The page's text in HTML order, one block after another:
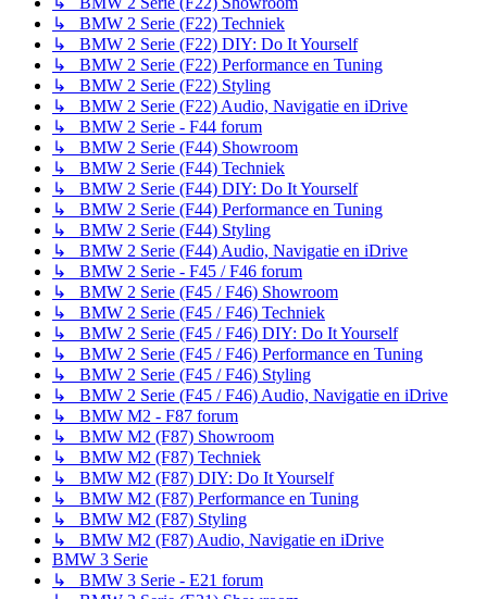
↳ BMW 2 Serie (F22) Techniek
↳ BMW 2 Serie (F22) DIY: Do It Yourself
↳ BMW 2 Serie (F22) Performance en Tuning
↳ BMW 2 Serie (F22) Styling
↳ BMW 2 Serie (F22) Audio, Navigatie en iDrive
↳ BMW 2 Serie - F44 forum
↳ BMW 2 Serie (F44) Showroom
↳ BMW 2 Serie (F44) Techniek
↳ BMW 2 Serie (F44) DIY: Do It Yourself
↳ BMW 2 Serie (F44) Performance en Tuning
↳ BMW 2 Serie (F44) Styling
↳ BMW 2 Serie (F44) Audio, Navigatie en iDrive
↳ BMW 2 Serie - F45 / F46 forum
↳ BMW 2 Serie (F45 / F46) Showroom
↳ BMW 2 Serie (F45 / F46) Techniek
↳ BMW 2 Serie (F45 / F46) DIY: Do It Yourself
↳ BMW 2 Serie (F45 / F46) Performance en Tuning
↳ BMW 2 Serie (F45 / F46) Styling
↳ BMW 2 Serie (F45 / F46) Audio, Navigatie en iDrive
↳ BMW M2 - F87 forum
↳ BMW M2 (F87) Showroom
↳ BMW M2 (F87) Techniek
↳ BMW M2 (F87) DIY: Do It Yourself
↳ BMW M2 (F87) Performance en Tuning
↳ BMW M2 (F87) Styling
↳ BMW M2 (F87) Audio, Navigatie en iDrive
BMW 3 Serie
↳ BMW 3 Serie - E21 forum